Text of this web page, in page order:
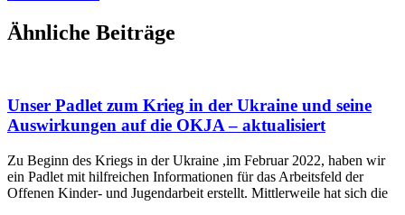
Ähnliche Beiträge
Unser Padlet zum Krieg in der Ukraine und seine
Auswirkungen auf die OKJA – aktualisiert
Zu Beginn des Kriegs in der Ukraine ,im Februar 2022, haben wir
ein Padlet mit hilfreichen Informationen für das Arbeitsfeld der
Offenen Kinder- und Jugendarbeit erstellt. Mittlerweile hat sich die